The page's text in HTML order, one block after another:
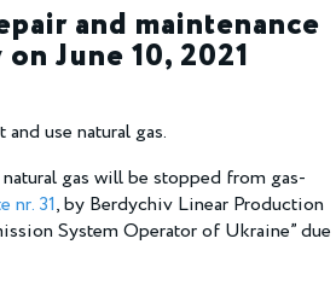
and maintenance
June 10, 2021
use natural gas.
gas will be stopped from gas-
nr. 31, by Berdychiv Linear Production
System Operator of Ukraine” due